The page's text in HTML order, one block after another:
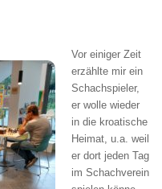
Vor einiger Zeit
erzählte mir ein
Schachspieler,
er wolle wieder
in die kroatische
Heimat, u.a. weil
er dort jeden Tag
im Schachverein